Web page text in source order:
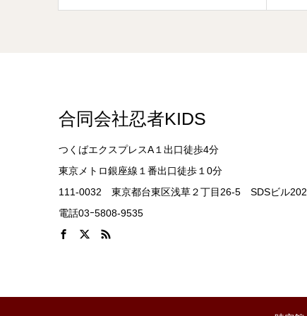
合同会社忍者KIDS
つくばエクスプレスA１出口徒歩4分
東京メトロ銀座線１番出口徒歩１0分
111-0032 東京都台東区浅草２丁目26-5 SDSビル202
電話03ｰ5808-9535